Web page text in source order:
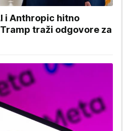
i Anthropic hitno
traži odgovore za